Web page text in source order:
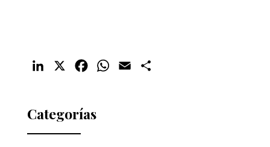
LinkedIn FacebookWhatsApp
Email
Categorías